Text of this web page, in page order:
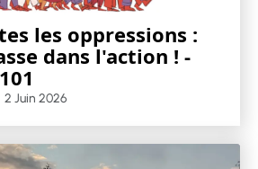
les oppressions :
dans l'action ! -
2 Juin 2026